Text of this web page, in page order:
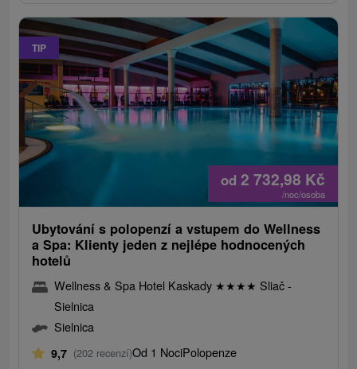
TIP
od 2 732,98 Kč
/noc/osoba
Ubytování s polopenzí a vstupem do Wellness
a Spa: Klienty jeden z nejlépe hodnocených
hotelů
Wellness & Spa Hotel Kaskady ★★★★ Sliač -
Sielnica
Sielnica
9,7 (202 recenzí)Od 1 NociPolopenze